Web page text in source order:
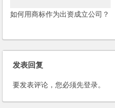
如何用商标作为出资成立公司？
发表回复
要发表评论，您必须先登录。